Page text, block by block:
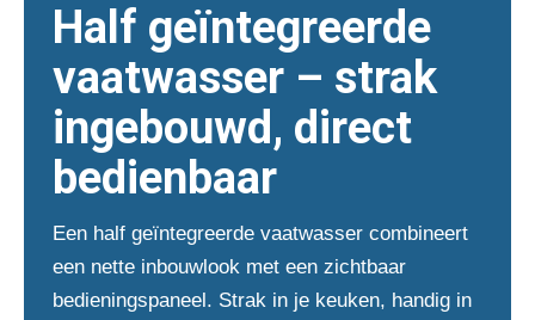
Half geïntegreerde
vaatwasser – strak
ingebouwd, direct
bedienbaar
Een half geïntegreerde vaatwasser combineert
een nette inbouwlook met een zichtbaar
bedieningspaneel. Strak in je keuken, handig in